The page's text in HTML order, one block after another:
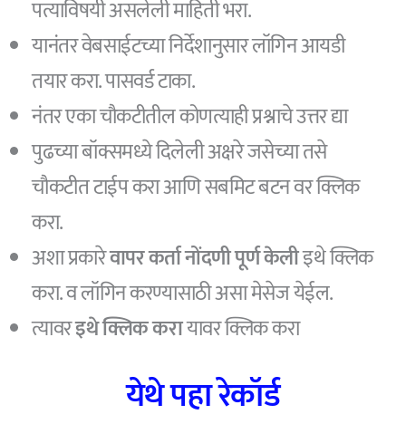
पत्याविषयी असलेली माहिती भरा.
यानंतर वेबसाईटच्या निर्देशानुसार लॉगिन आयडी
तयार करा. पासवर्ड टाका.
नंतर एका चौकटीतील कोणत्याही प्रश्नाचे उत्तर द्या
पुढच्या बॉक्समध्ये दिलेली अक्षरे जसेच्या तसे
चौकटीत टाईप करा आणि सबमिट बटन वर क्लिक
करा.
अशा प्रकारेवापर कर्ता नोंदणी पूर्ण केलीइथे क्लिक
करा. व लॉगिन करण्यासाठी असा मेसेज येईल.
त्यावरइथे क्लिक करायावर क्लिक करा
येथे पहा रेकॉर्ड